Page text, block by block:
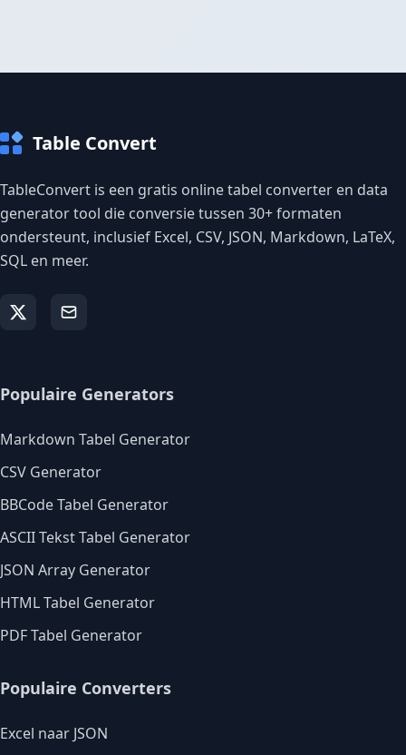
Table Convert
TableConvert is een gratis online tabel converter en data
generator tool die conversie tussen 30+ formaten
ondersteunt, inclusief Excel, CSV, JSON, Markdown, LaTeX,
SQL en meer.
Populaire Generators
Markdown Tabel Generator
CSV Generator
BBCode Tabel Generator
ASCII Tekst Tabel Generator
JSON Array Generator
HTML Tabel Generator
PDF Tabel Generator
Populaire Converters
Excel naar JSON